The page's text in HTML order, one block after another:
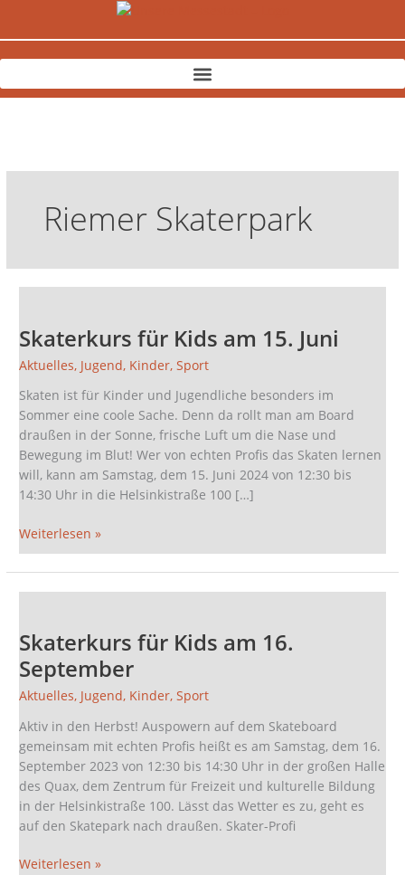
Riemer Skaterpark
Skaterkurs für Kids am 15. Juni
Aktuelles, Jugend, Kinder,Sport
Skaten ist für Kinder und Jugendliche besonders im
Sommer eine coole Sache. Denn da rollt man am Board
draußen in der Sonne, frische Luft um die Nase und
Bewegung im Blut! Wer von echten Profis das Skaten lernen
will, kann am Samstag, dem 15. Juni 2024 von 12:30 bis
14:30 Uhr in die Helsinkistraße 100 […]
Kids
15.
Juni
Weiterlesen »
Skaterkurs für Kids am 16.
September
Aktuelles, Jugend, Kinder,Sport
Aktiv in den Herbst! Auspowern auf dem Skateboard
gemeinsam mit echten Profis heißt es am Samstag, dem 16.
September 2023 von 12:30 bis 14:30 Uhr in der großen Halle
des Quax, dem Zentrum für Freizeit und kulturelle Bildung
in der Helsinkistraße 100. Lässt das Wetter es zu, geht es
auf den Skatepark nach draußen. Skater-Profi
Kids
am
16.
September
Weiterlesen »